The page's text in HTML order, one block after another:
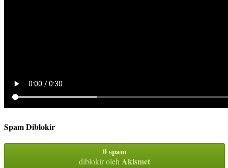
Spam Diblokir
0 spam
diblokir olehAkismet